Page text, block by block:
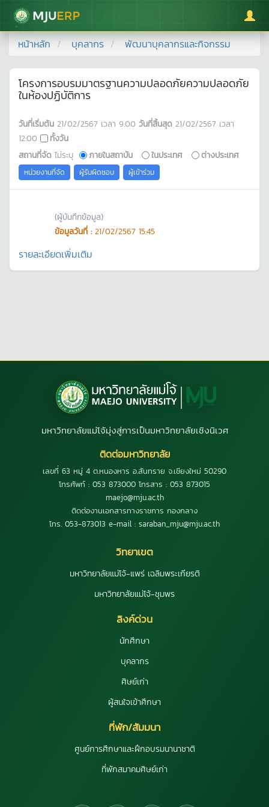
มหาวิทยาลัยแม่โจ้
หน้าหลัก บุคลากร พัฒนาบุคลากรและกิจกรรม
โครงการอบรมมาตรฐานความปลอดภัยความปลอดภัย
ในห้องปฏิบัติการ
วันที่เริ่มต้น 21/02/2567 เวลา 9:00 วันที่สิ้นสุด 21/02/2567 เวลา
12:00
ทั้งวัน
สถานที่จัด ไม่ระบุ ภายในสถาบัน ในประเทศ ต่างประเทศ
หน่วยงานที่จัด ผู้รับผิดชอบ ผู้เข้าร่วม
(ผู้บันทึกข้อมูล)
ข้อมูลวันที่ : 21/02/2567 15:45
รายละเอียดเพิ่มเติม
มหาวิทยาลัยแม่โจ้มุ่งสู่การเป็นมหาวิทยาลัยเชิงนิเวศ
ติดต่อมหาวิทยาลัย
เลขที่ 63 หมู่ 4 ต.หนองหาร อ.สันทราย จ.เชียงใหม่ 50290
โทรศัพท์ : 053 873000 โทรสาร : 053 873015
maejo@mju.ac.th
ติดต่องานเอกสารทางราชการ กองกลาง
โทร. 053-873013 e-mail : saraban_mju@mju.ac.th
วิทยาเขต
มหาวิทยาลัยแม่โจ้-แพร่ เฉลิมพระเกียรติ
มหาวิทยาลัยแม่โจ้-ชุมพร
ลิงค์ด่วน
นักศึกษา
บุคลากร
ศิษย์เก่า
ผู้สนใจเข้าศึกษา
ที่พัก/สัมมนา
ศูนย์การศึกษาและฝึกอบรมนานาชาติ
ที่พักสมาคมศิษย์เก่า